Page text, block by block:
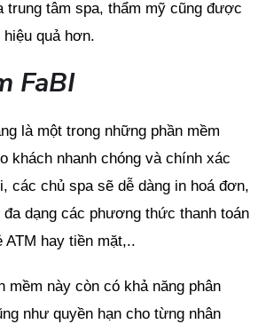
trung tâm spa, thẩm mỹ cũng được
quả hơn.
FaBI
là một trong những phần mềm
khách nhanh chóng và chính xác
các chủ spa sẽ dễ dàng in hoá đơn,
dạng các phương thức thanh toán
hay tiền mặt,..
mềm này còn có khả năng phân
như quyền hạn cho từng nhân